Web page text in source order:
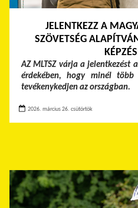
JELENTKEZZ A
SZÖVETSÉG
AZ MLTSZ várja a jelentkezést
érdekében, hogy minél több
tevékenykedjen az országban.
2026. március 26. csütörtök